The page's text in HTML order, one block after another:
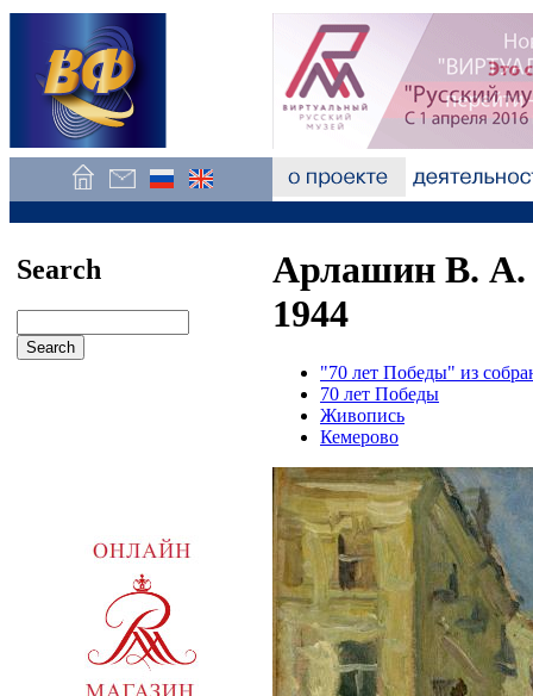
Search
Арлашин В. А.
1944
"70 лет Победы" из
70 лет Победы
Живопись
Кемерово